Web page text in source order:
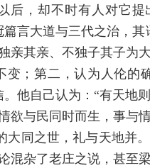
后，却不时有人对它提
言大道与三代之治，
亲其亲、不独子其子为
；第二，认为人伦的
他自己认为：“有天地
欲与民同时而生，事与
同之世，礼与天地并
混杂了老庄之说，甚至